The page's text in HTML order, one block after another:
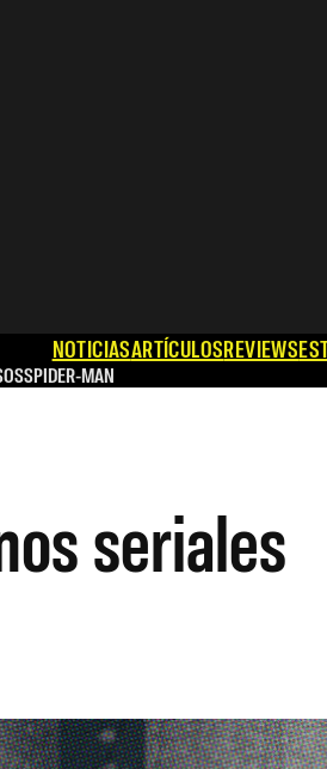
NOTICIASARTÍCULOSREVIEWS
SPIDER-MAN
seriales